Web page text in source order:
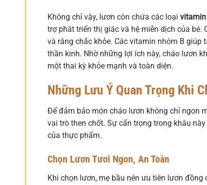
Không chỉ vậy, lươn còn chứa các loại
trợ phát triển thị giác và hệ miễn dịch của
và răng chắc khỏe. Các vitamin nhóm B
thần kinh. Nhờ những lợi ích này, cháo lươn
một thai kỳ khỏe mạnh và toàn diện.
Những Lưu Ý Quan Trọng Khi
Để đảm bảo món cháo lươn không chỉ ngon
vai trò then chốt. Sự cẩn trọng trong khâu
của thực phẩm.
Chọn Lươn Tươi Ngon, An Toàn
Khi chọn lươn, mẹ bầu nên ưu tiên lươn